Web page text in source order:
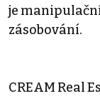
je
zásobování.
CREAM Real